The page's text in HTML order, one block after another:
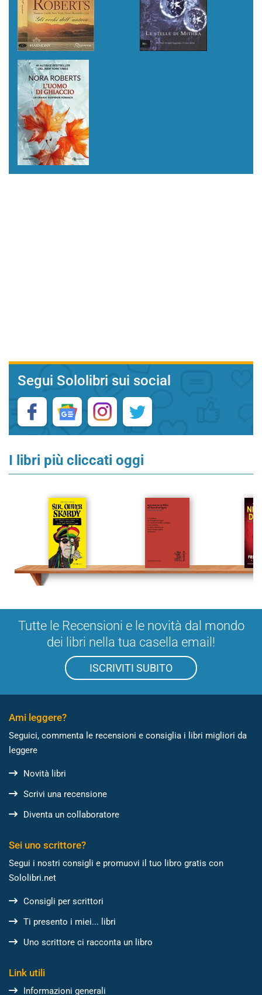
Segui Sololibri sui social
I libri più cliccati oggi
Tutte le Recensioni e le novità dal mondo
dei libri nella tua casella email!
ISCRIVITI SUBITO
Ami leggere?
Seguici, commenta le recensioni e consiglia i libri migliori da
leggere
Novità libri
Scrivi una recensione
Diventa un collaboratore
Sei uno scrittore?
Segui i nostri consigli e promuovi il tuo libro gratis con
Sololibri.net
Consigli per scrittori
Ti presento i miei... libri
Uno scrittore ci racconta un libro
Link utili
Informazioni generali